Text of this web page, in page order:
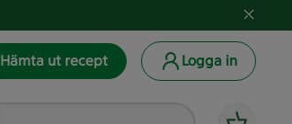
Hämta ut recept Logga in